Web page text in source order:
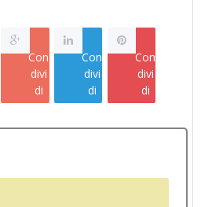
Con
divi
di
Con
divi
di
Con
divi
di